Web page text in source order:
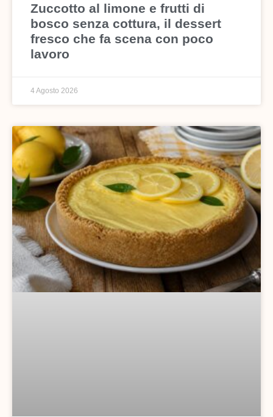
Zuccotto al limone e frutti di
bosco senza cottura, il dessert
fresco che fa scena con poco
lavoro
4 Agosto 2026